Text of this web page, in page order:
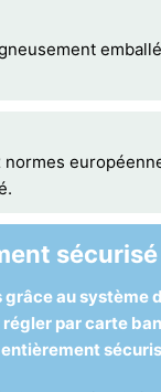
au système
par carte
entièrement